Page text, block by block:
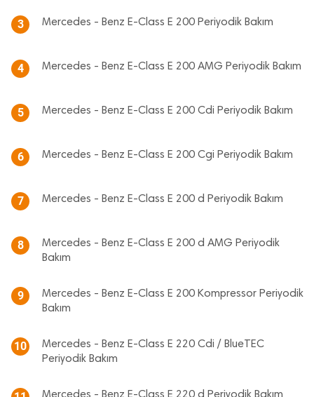
3 Mercedes - Benz E-Class E 200 Periyodik Bakım
4 Mercedes - Benz E-Class E 200 AMG Periyodik Bakım
5 Mercedes - Benz E-Class E 200 Cdi Periyodik Bakım
6 Mercedes - Benz E-Class E 200 Cgi Periyodik Bakım
7 Mercedes - Benz E-Class E 200 d Periyodik Bakım
8
Mercedes - Benz E-Class E 200 d AMG Periyodik
Bakım
9
Mercedes - Benz E-Class E 200 Kompressor Periyodik
Bakım
10
Mercedes - Benz E-Class E 220 Cdi / BlueTEC
Periyodik Bakım